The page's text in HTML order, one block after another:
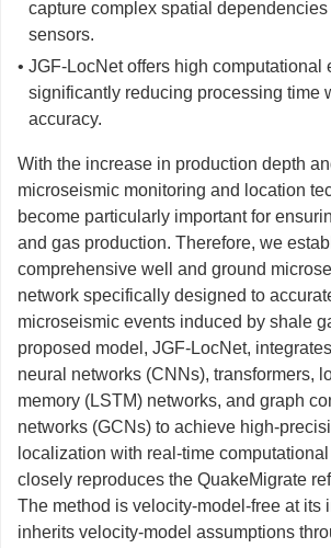
capture complex spatial
sensors.
• JGF-LocNet offers high computational
significantly reducing processing time
accuracy.
With the increase in production depth
microseismic monitoring and location
become particularly important for
and gas production. Therefore, we
comprehensive well and ground
network specifically designed to
microseismic events induced by shale
proposed model, JGF-LocNet,
neural networks (CNNs), transformers,
memory (LSTM) networks, and graph
networks (GCNs) to achieve high-
localization with real-time
closely reproduces the QuakeMigrate
The method is velocity-model-free at its
inherits velocity-model assumptions